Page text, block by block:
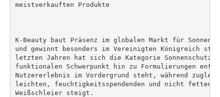
meistverkauften Produkte
K-Beauty baut Präsenz im globalen Markt für
und gewinnt besonders im Vereinigten Königreich
letzten Jahren hat sich die Kategorie Sonnenschutz
funktionalen Schwerpunkt hin zu Formulierungen
Nutzererlebnis im Vordergrund steht, während
leichten, feuchtigkeitsspendenden und nicht
Weißschleier steigt.